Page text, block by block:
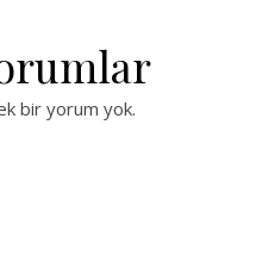
bir yorum yok.